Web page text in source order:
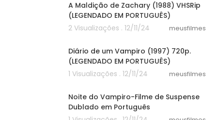
A Maldição de Zachary (1988) VHSRip
(LEGENDADO EM PORTUGUÊS)
2 Visualizações . 12/11/24
meusfilmes
Diário de um Vampiro (1997) 720p.
(LEGENDADO EM PORTUGUÊS)
1 Visualizações . 12/11/24
meusfilmes
Noite do Vampiro-Filme de Suspense
Dublado em Português